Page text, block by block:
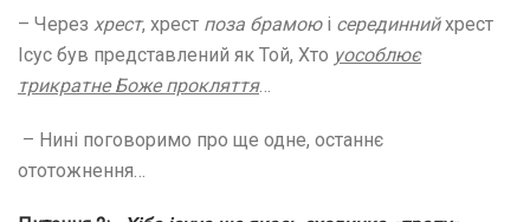
– Через хрест, хрест поза брамоюі серединнийхрест
Ісус був представлений як Той, Хто уособлює
трикратне Боже прокляття…
– Нині поговоримо про ще одне, останнє
ототожнення…